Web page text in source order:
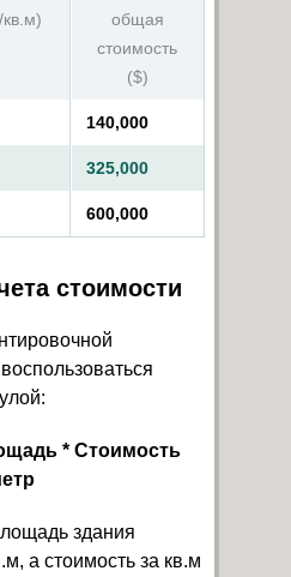
кв.м)
общая
стоимость
($)
140,000
325,000
600,000
стоимости
* Стоимость
здания
а стоимость за кв.м